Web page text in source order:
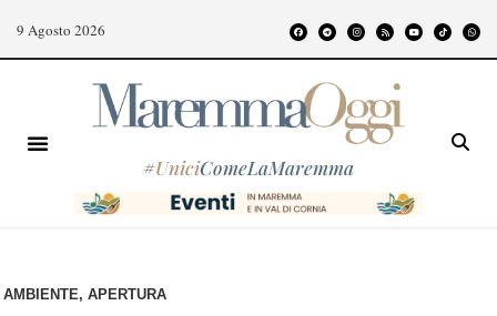
9 Agosto 2026
#UniciComeLaMaremma
AMBIENTE, APERTURA